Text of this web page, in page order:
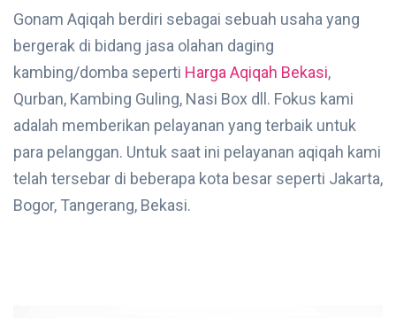
Gonam Aqiqah berdiri sebagai sebuah usaha yang
bergerak di bidang jasa olahan daging
kambing/domba seperti Harga Aqiqah Bekasi,
Qurban, Kambing Guling, Nasi Box dll. Fokus kami
adalah memberikan pelayanan yang terbaik untuk
para pelanggan. Untuk saat ini pelayanan aqiqah kami
telah tersebar di beberapa kota besar seperti Jakarta,
Bogor, Tangerang, Bekasi.